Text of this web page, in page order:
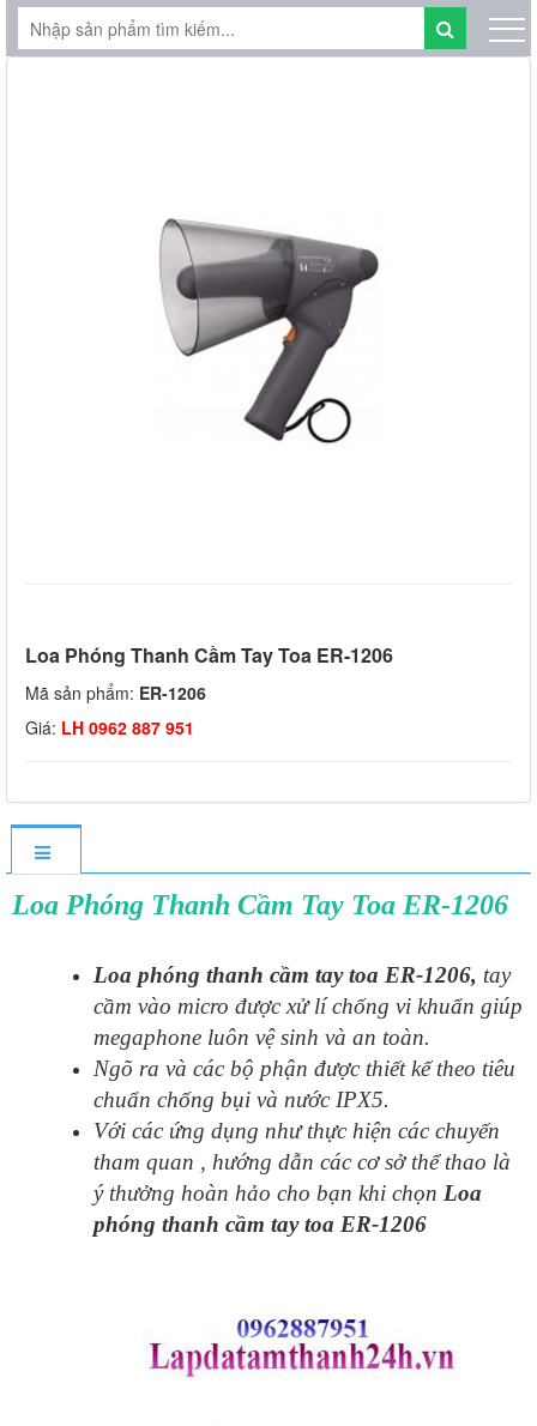
Loa Phóng Thanh Cầm Tay Toa ER-1206
Mã sản phẩm: ER-1206
Giá: LH 0962 887 951
Loa Phóng Thanh Cầm Tay Toa ER-1206
Loa phóng thanh cầm tay toa ER-1206, tay
cầm vào micro được xử lí chống vi khuẩn giúp
megaphone luôn vệ sinh và an toàn.
Ngõ ra và các bộ phận được thiết kế theo tiêu
chuẩn chống bụi và nước IPX5.
Với các ứng dụng như thực hiện các chuyến
tham quan , hướng dẫn các cơ sở thể thao là
ý thưởng hoàn hảo cho bạn khi chọn Loa
phóng thanh cầm tay toa ER-1206